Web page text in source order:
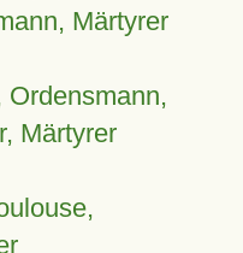
Märtyrer
Ordensmann,
Märtyrer